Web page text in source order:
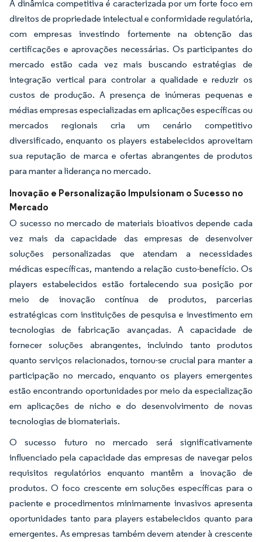
A dinâmica competitiva é caracterizada por um forte foco em
direitos de propriedade intelectual e conformidade regulatória,
com empresas investindo fortemente na obtenção das
certificações e aprovações necessárias. Os participantes do
mercado estão cada vez mais buscando estratégias de
integração vertical para controlar a qualidade e reduzir os
custos de produção. A presença de inúmeras pequenas e
médias empresas especializadas em aplicações específicas ou
mercados regionais cria um cenário competitivo
diversificado, enquanto os players estabelecidos aproveitam
sua reputação de marca e ofertas abrangentes de produtos
para manter a liderança no mercado.
Inovação e Personalização Impulsionam o Sucesso no
Mercado
O sucesso no mercado de materiais bioativos depende cada
vez mais da capacidade das empresas de desenvolver
soluções personalizadas que atendam a necessidades
médicas específicas, mantendo a relação custo-benefício. Os
players estabelecidos estão fortalecendo sua posição por
meio de inovação contínua de produtos, parcerias
estratégicas com instituições de pesquisa e investimento em
tecnologias de fabricação avançadas. A capacidade de
fornecer soluções abrangentes, incluindo tanto produtos
quanto serviços relacionados, tornou-se crucial para manter a
participação no mercado, enquanto os players emergentes
estão encontrando oportunidades por meio da especialização
em aplicações de nicho e do desenvolvimento de novas
tecnologias de biomateriais.
O sucesso futuro no mercado será significativamente
influenciado pela capacidade das empresas de navegar pelos
requisitos regulatórios enquanto mantêm a inovação de
produtos. O foco crescente em soluções específicas para o
paciente e procedimentos minimamente invasivos apresenta
oportunidades tanto para players estabelecidos quanto para
emergentes. As empresas também devem atender à crescente